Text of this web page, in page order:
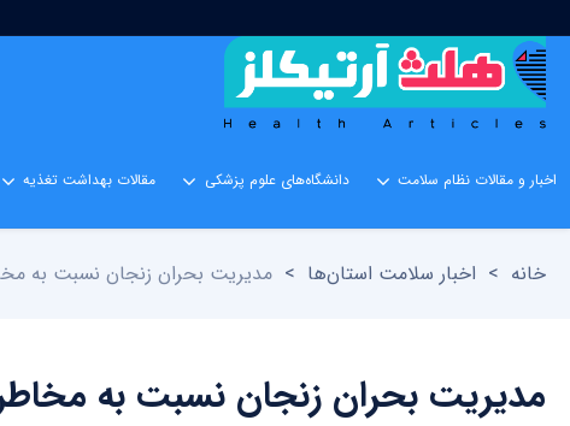
اخبار و مقالات نظام سلامت دانشگاه‌های علوم پزشکی مقالات بهداشت تغذیه
خانه > اخبار سلامت استان‌ها > مدیریت بحران زنجان نسبت به
مدیریت بحران زنجان نسبت به